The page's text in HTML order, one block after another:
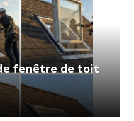
fenêtre de toit